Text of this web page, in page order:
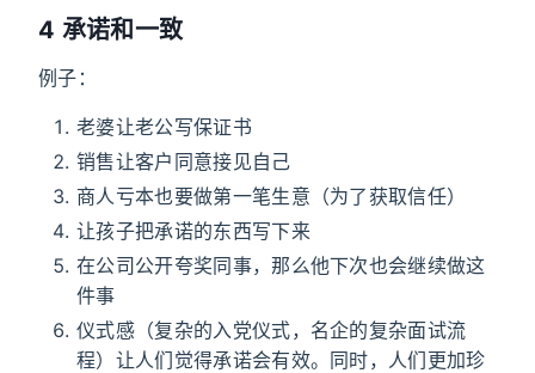
4 承诺和一致
例子：
老婆让老公写保证书
销售让客户同意接见自己
商人亏本也要做第一笔生意（为了获取信任）
让孩子把承诺的东西写下来
在公司公开夸奖同事，那么他下次也会继续做这
件事
仪式感（复杂的入党仪式，名企的复杂面试流
程）让人们觉得承诺会有效。同时，人们更加珍